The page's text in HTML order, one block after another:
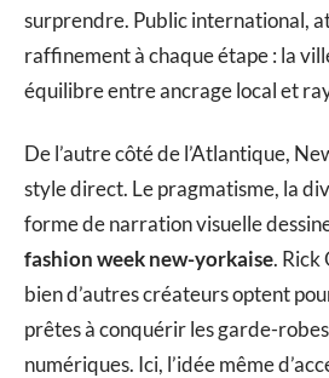
surprendre. Public international,
raffinement à chaque étape : la
équilibre entre ancrage local et
De l’autre côté de l’Atlantique,
style direct. Le pragmatisme, la
forme de narration visuelle
fashion week new-yorkaise. Rick
bien d’autres créateurs optent
prêtes à conquérir les garde-
numériques. Ici, l’idée même